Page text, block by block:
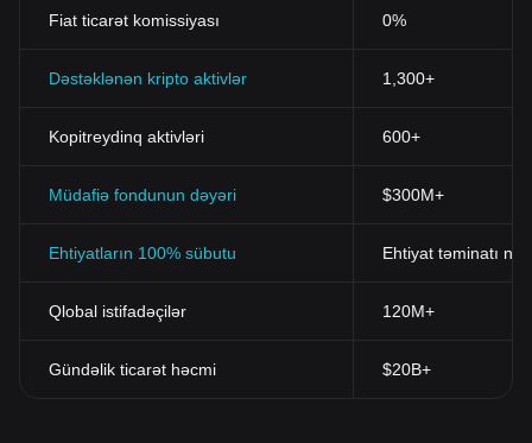
Fiat ticarət komissiyası 0%
Dəstəklənən kripto aktivlər 1,300+
Kopitreydinq aktivləri 600+
Müdafiə fondunun dəyəri $300M+
Ehtiyatların 100% sübutu Ehtiyat təminatı
Qlobal istifadəçilər 120M+
Gündəlik ticarət həcmi $20B+